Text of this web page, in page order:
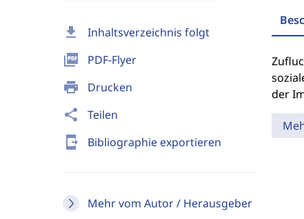
download Inhaltsverzeichnis folgt
picture_as_pdf PDF-Flyer
print Drucken
share Teilen
send_to_mobile Bibliographie exportieren
Mehr vom Autor / Herausgeber
der